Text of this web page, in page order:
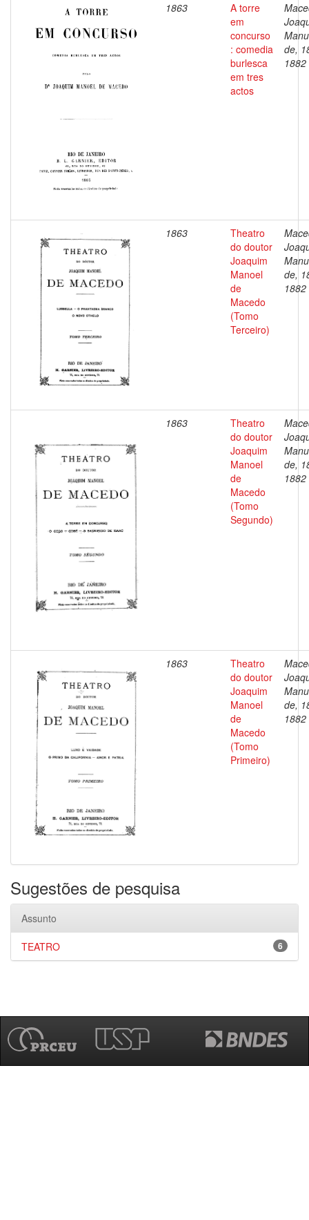
1863
A torre
em
concurso
: comedia
burlesca
em tres
actos
de,
1882
1863
Theatro
do doutor
Joaquim
Manoel
de
Macedo
(Tomo
Terceiro)
de,
1882
1863
Theatro
do doutor
Joaquim
Manoel
de
Macedo
(Tomo
Segundo)
de,
1882
1863
Theatro
do doutor
Joaquim
Manoel
de
Macedo
(Tomo
Primeiro)
de,
1882
Sugestões de pesquisa
Assunto
6
TEATRO